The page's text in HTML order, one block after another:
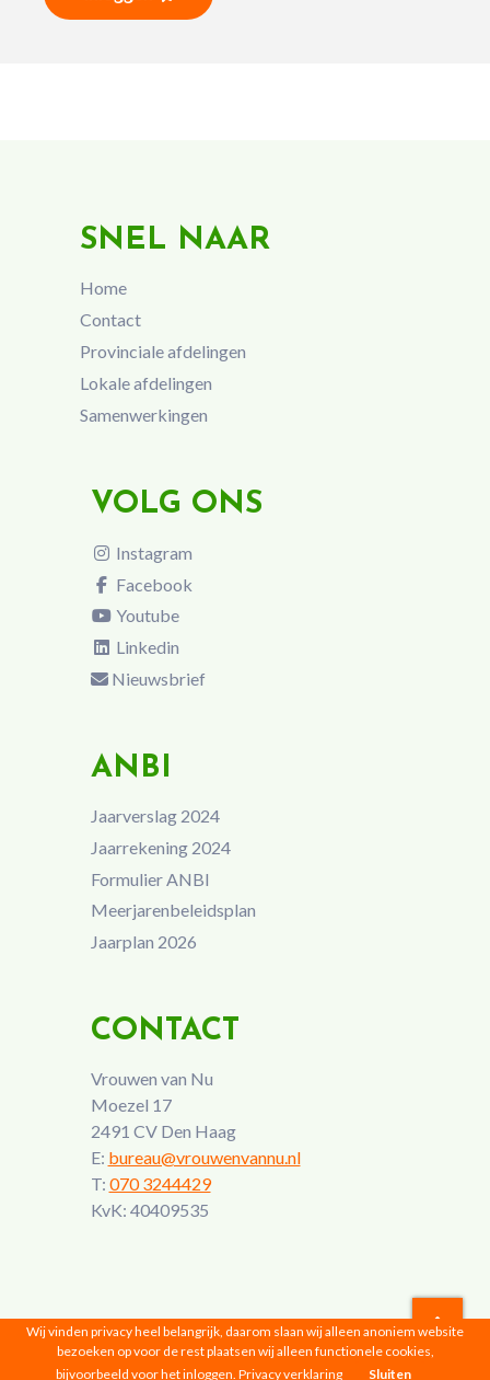
SNEL NAAR
Home
Contact
Provinciale afdelingen
Lokale afdelingen
Samenwerkingen
VOLG ONS
Instagram
Facebook
Youtube
Linkedin
Nieuwsbrief
ANBI
Jaarverslag 2024
Jaarrekening 2024
Formulier ANBI
Meerjarenbeleidsplan
Jaarplan 2026
CONTACT
Vrouwen van Nu
Moezel 17
2491 CV Den Haag
E: bureau@vrouwenvannu.nl
T: 070 3244429
KvK: 40409535
Vrouwen van Nu © 2026 |Privacyverklaring
Wij vinden privacy heel belangrijk, daarom slaan wij alleen anoniem website
bezoeken op voor de rest plaatsen wij alleen functionele cookies,
bijvoorbeeld voor het inloggen. Privacy verklaring Sluiten